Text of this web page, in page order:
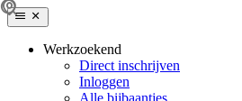
Werkzoekend
Direct inschrijven
Inloggen
Alle bijbaantjes